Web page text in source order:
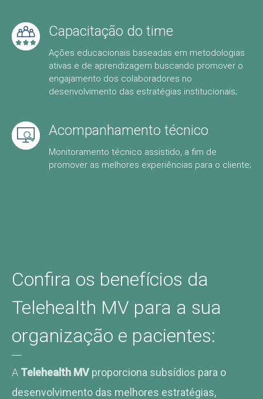
Capacitação do time
Ações educacionais baseadas em metodologias
ativas e de aprendizagem buscando promover o
engajamento dos colaboradores no
desenvolvimento das estratégias institucionais;
Acompanhamento técnico
Monitoramento técnico assistido, a fim de
promover as melhores experiências para o cliente;
Confira os benefícios da
Telehealth MV para a sua
organização e pacientes:
A Telehealth MVproporciona subsídios para o
desenvolvimento das melhores estratégias,